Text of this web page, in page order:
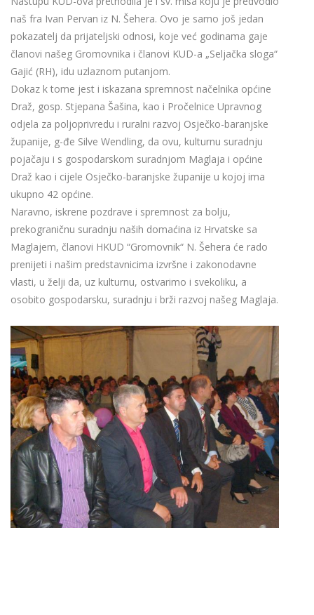
naš fra Ivan Pervan iz N. Šehera. Ovo je samo još jedan
pokazatelj da prijateljski odnosi, koje već godinama gaje
članovi našeg Gromovnika i članovi KUD-a „Seljačka sloga“
Gajić (RH), idu uzlaznom putanjom.
Dokaz k tome jest i iskazana spremnost načelnika općine
Draž, gosp. Stjepana Šašina, kao i Pročelnice Upravnog
odjela za poljoprivredu i ruralni razvoj Osječko-baranjske
županije, g-đe Silve Wendling, da ovu, kulturnu suradnju
pojačaju i s gospodarskom suradnjom Maglaja i općine
Draž kao i cijele Osječko-baranjske županije u kojoj ima
ukupno 42 općine.
Naravno, iskrene pozdrave i spremnost za bolju,
prekograničnu suradnju naših domaćina iz Hrvatske sa
Maglajem, članovi HKUD “Gromovnik“ N. Šehera će rado
prenijeti i našim predstavnicima izvršne i zakonodavne
vlasti, u želji da, uz kulturnu, ostvarimo i svekoliku, a
osobito gospodarsku, suradnju i brži razvoj našeg Maglaja.